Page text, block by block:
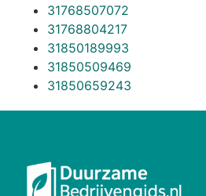
31768507072
31768804217
31850189993
31850509469
31850659243